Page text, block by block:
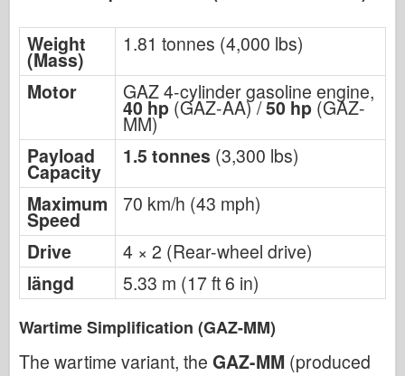
Weight
(Mass)
1.81 tonnes (4,000 lbs)
Motor
GAZ 4-cylinder gasoline engine,
40 hp (GAZ-AA) /50 hp (GAZ-
MM)
Payload
Capacity
1.5 tonnes (3,300 lbs)
Maximum
Speed
70 km/h (43 mph)
Drive
4 × 2 (Rear-wheel drive)
längd
5.33 m (17 ft 6 in)
Wartime Simplification (GAZ-MM)
The wartime variant, the GAZ-MM (produced